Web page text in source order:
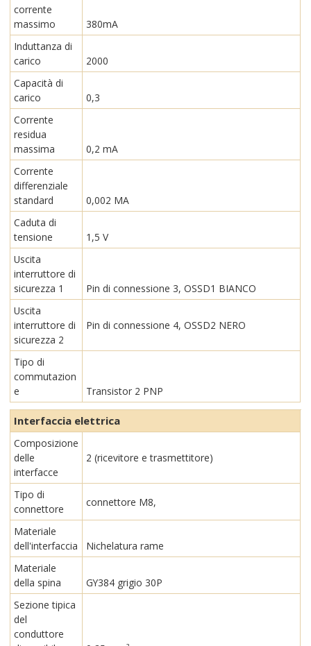
corrente
massimo
380mA
Induttanza di
carico
2000
Capacità di
carico
0,3
Corrente
residua
massima
0,2 mA
Corrente
differenziale
standard
0,002 MA
Caduta di
tensione
1,5 V
Uscita
interruttore di
sicurezza 1
Pin di connessione 3, OSSD1 BIANCO
Uscita
interruttore di
sicurezza 2
Pin di connessione 4, OSSD2 NERO
Tipo di
commutazion
e
Transistor 2 PNP
Interfaccia elettrica
Composizione
delle
interfacce
2 (ricevitore e trasmettitore)
Tipo di
connettore
connettore M8,
Materiale
dell'interfaccia
Nichelatura rame
Materiale
della spina
GY384 grigio 30P
Sezione tipica
del
conduttore